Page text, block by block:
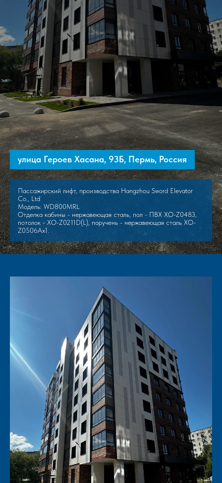
улица Героев Хасана, 93Б, Пермь, Россия
Пассажирский лифт, производства Hangzhou Sword Elevator
Co., Ltd
Модель: WD800MRL
Отделка кабины - нержавеющая сталь, пол - ПВХ XO-Z0483,
потолок - XO-Z0211D(L), поручень - нержавеющая сталь XO-
Z0506Aх1.